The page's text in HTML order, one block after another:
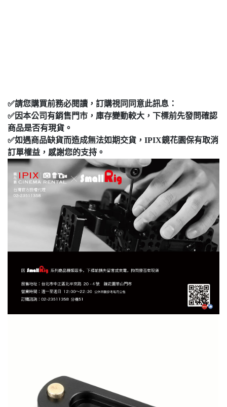
✅請您購買前務必閱讀，訂購視同同意此訊息：
✅因本公司有銷售門市，庫存變動較大，下標前先發問確認
商品是否有現貨。
✅如遇商品缺貨而造成無法如期交貨， IPIX鏡花園保有取消
訂單權益，感謝您的支持。